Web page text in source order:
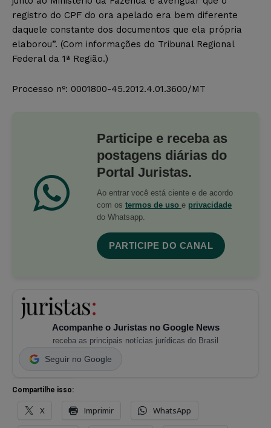
registro do CPF do ora apelado era bem diferente
daquele constante dos documentos que ela própria
elaborou”. (Com informações do Tribunal Regional
Federal da 1ª Região.)
Processo nº: 0001800-45.2012.4.01.3600/MT
Participe e receba as
postagens diárias do
Portal Juristas.
Ao entrar você está ciente e de acordo
com os termos de uso e privacidade
do Whatsapp.
PARTICIPE DO CANAL
Acompanhe o Juristas no Google News
receba as principais notícias jurídicas do Brasil
Seguir no Google
Compartilhe isso:
X Imprimir WhatsApp